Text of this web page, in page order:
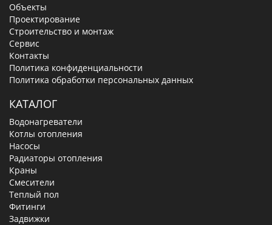
Объекты
Проектирование
Строительство и монтаж
Сервис
Контакты
Политика конфиденциальности
Политика обработки персональных данных
КАТАЛОГ
Водонагреватели
Котлы отопления
Насосы
Радиаторы отопления
Краны
Смесители
Теплый пол
Фитинги
Задвижки